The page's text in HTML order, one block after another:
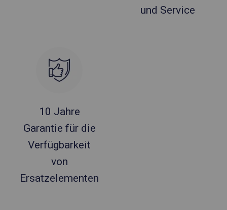
und Service
10 Jahre
Garantie für die
Verfügbarkeit
von
Ersatzelementen